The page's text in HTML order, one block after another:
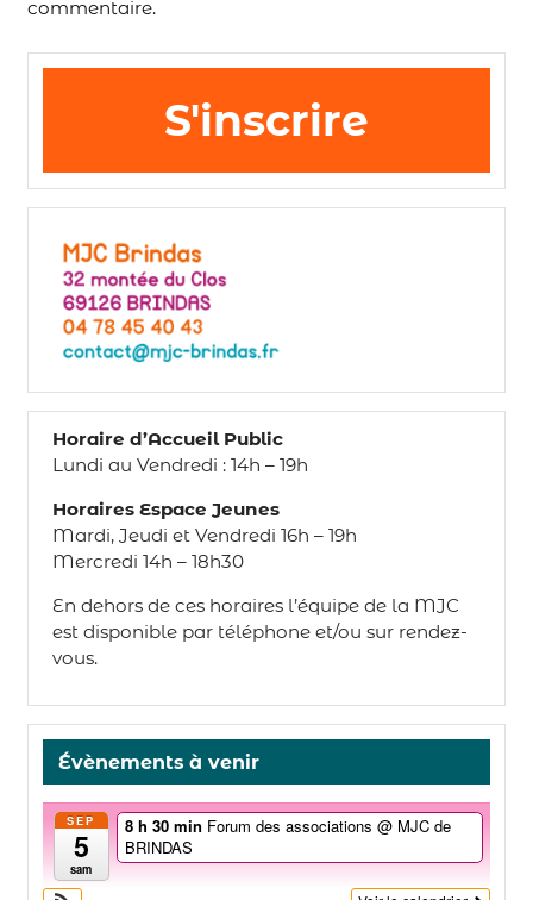
commentaire.
S'inscrire
Horaire d’Accueil Public
Lundi au Vendredi : 14h – 19h
Horaires Espace Jeunes
Mardi, Jeudi et Vendredi 16h – 19h
Mercredi 14h – 18h30
En dehors de ces horaires l’équipe de la MJC
est disponible par téléphone et/ou sur rendez-
vous.
Évènements à venir
SEP
5
sam
8 h 30 min Forum des associations @ MJC de
BRINDAS